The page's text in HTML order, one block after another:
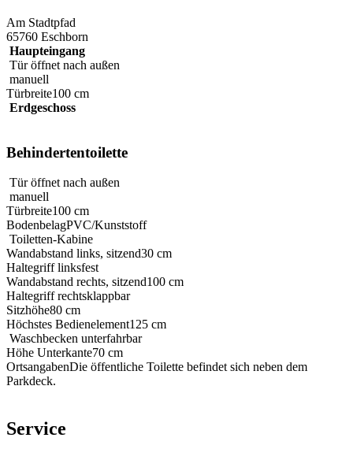
Am Stadtpfad
65760 Eschborn
Haupteingang
Tür öffnet nach außen
manuell
Türbreite100 cm
Erdgeschoss
Behindertentoilette
Tür öffnet nach außen
manuell
Türbreite100 cm
BodenbelagPVC/Kunststoff
Toiletten-Kabine
Wandabstand links, sitzend30 cm
Haltegriff linksfest
Wandabstand rechts, sitzend100 cm
Haltegriff rechtsklappbar
Sitzhöhe80 cm
Höchstes Bedienelement125 cm
Waschbecken unterfahrbar
Höhe Unterkante70 cm
OrtsangabenDie öffentliche Toilette befindet sich neben dem
Parkdeck.
Service